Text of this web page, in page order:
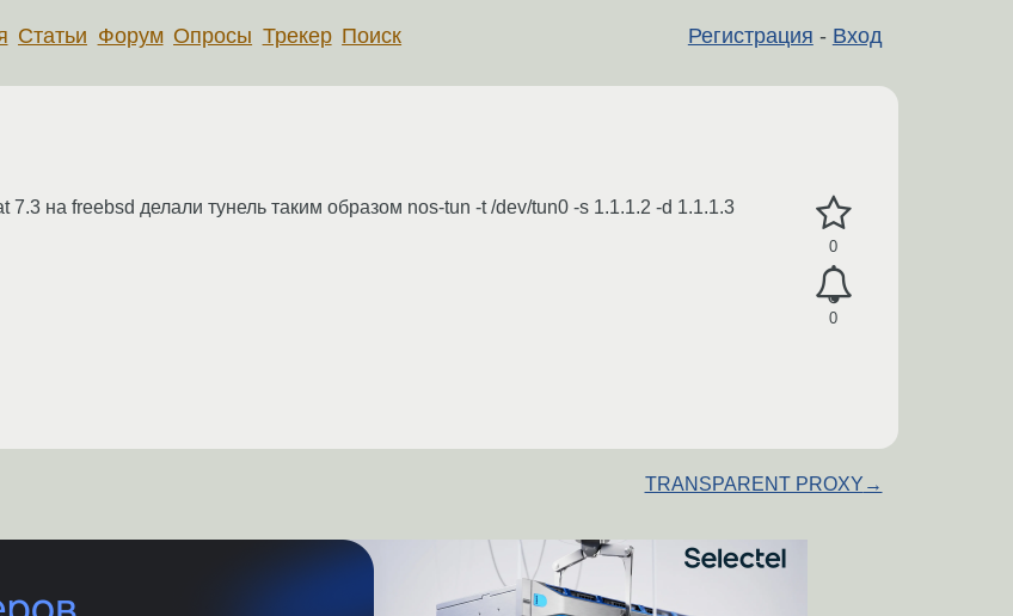
Регистрация - Вход
Статьи Форум Опросы Трекер Поиск
0
0
на freebsd делали тунель таким образом nos-tun -t /dev/tun0 -s 1.1.1.2 -d 1.1.1.3
TRANSPARENT PROXY →